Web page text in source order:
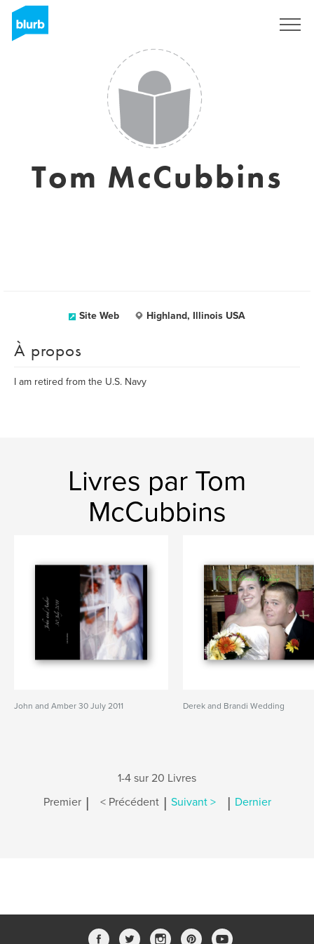
Tom McCubbins
Site Web Highland, Illinois USA
À propos
I am retired from the U.S. Navy
Livres par Tom
McCubbins
John and Amber 30 July 2011 Derek and Brandi Wedding
1-4 sur 20 Livres
Premier | < Précédent | Suivant > | Dernier